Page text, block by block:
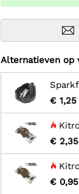
Alternatieven op
€ 1,25
€ 2,35
€ 0,95